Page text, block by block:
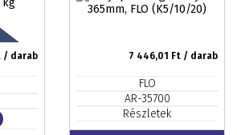
/ darab 7 446,01 Ft / darab
FLO
AR-35700
Részletek